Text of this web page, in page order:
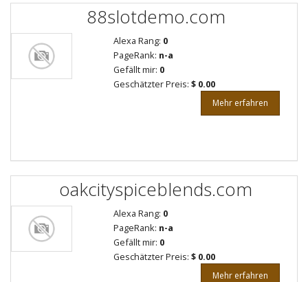
88slotdemo.com
Alexa Rang: 0
PageRank: n-a
Gefällt mir: 0
Geschätzter Preis: $ 0.00
Mehr erfahren
oakcityspiceblends.com
Alexa Rang: 0
PageRank: n-a
Gefällt mir: 0
Geschätzter Preis: $ 0.00
Mehr erfahren